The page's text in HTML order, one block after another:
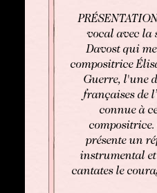
vocal avec la
Davost qui
compositrice
Guerre, l'une
françaises de
connue à
présente un
instrumental et
cantates le